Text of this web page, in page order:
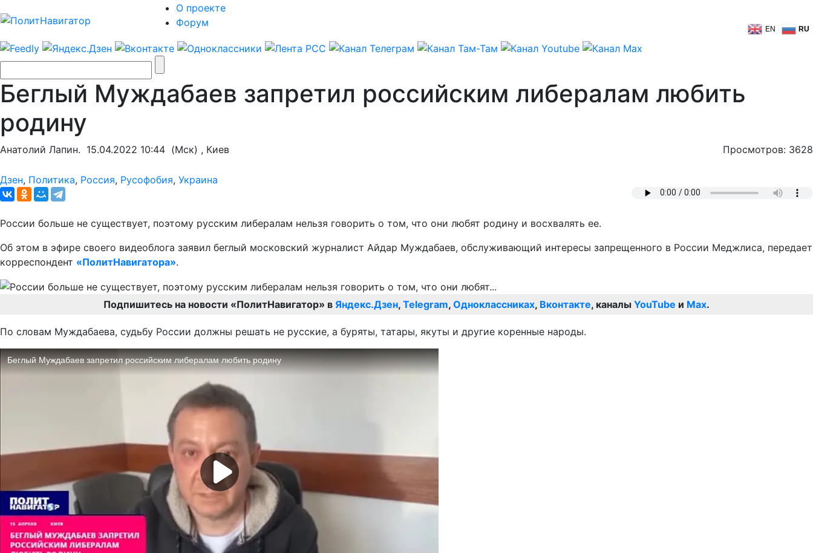
О проекте
Форум
EN RU
Беглый Муждабаев запретил российским либералам любить
родину
Анатолий Лапин. 15.04.2022 10:44 (Мск) , Киев Просмотров: 3628
Дзен, Политика, Россия, Русофобия, Украина
России больше не существует, поэтому русским либералам нельзя говорить о том, что они любят родину и восхвалять ее.
Об этом в эфире своего видеоблога заявил беглый московский журналист Айдар Муждабаев, обслуживающий интересы запрещенного в России Меджлиса, передает
корреспондент «ПолитНавигатора».
Подпишитесь на новости «ПолитНавигатор» в Яндекс.Дзен, Telegram, Одноклассниках, Вконтакте, каналы YouTube и Max.
По словам Муждабаева, судьбу России должны решать не русские, а буряты, татары, якуты и другие коренные народы.